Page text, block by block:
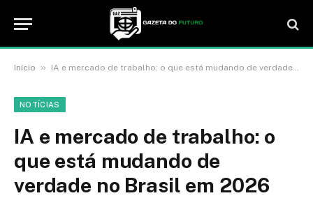
Início » IA e mercado de trabalho: o que está mudando de verdade no Brasil em 2026
NOTÍCIAS
IA e mercado de trabalho: o
que está mudando de
verdade no Brasil em 2026